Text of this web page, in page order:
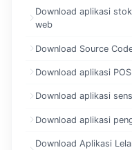
Download aplikasi
web
Download Source
Download aplikasi
Download aplikasi
Download aplikasi
Download Aplikasi